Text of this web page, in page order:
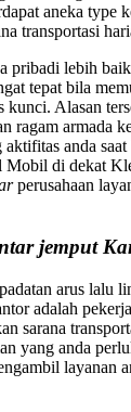
aneka type
transportasi
pribadi lebih
tepat bila
kunci. Alasan
ragam armada
aktifitas anda
Mobil di dekat
perusahaan
jemput
arus lalu
adalah
sarana
yang anda
layanan